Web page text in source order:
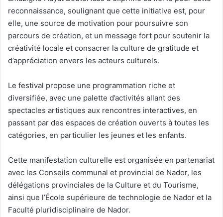
reconnaissance, soulignant que cette initiative est, pour
elle, une source de motivation pour poursuivre son
parcours de création, et un message fort pour soutenir la
créativité locale et consacrer la culture de gratitude et
d’appréciation envers les acteurs culturels.
Le festival propose une programmation riche et
diversifiée, avec une palette d’activités allant des
spectacles artistiques aux rencontres interactives, en
passant par des espaces de création ouverts à toutes les
catégories, en particulier les jeunes et les enfants.
Cette manifestation culturelle est organisée en partenariat
avec les Conseils communal et provincial de Nador, les
délégations provinciales de la Culture et du Tourisme,
ainsi que l’École supérieure de technologie de Nador et la
Faculté pluridisciplinaire de Nador.